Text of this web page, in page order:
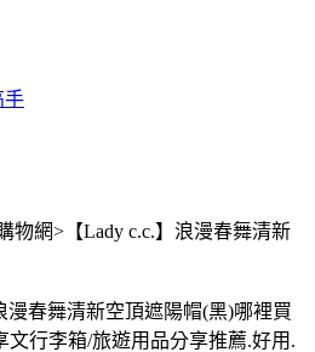
手
物網>【Lady c.c.】浪漫春舞清新
漫春舞清新空頂遮陽帽(黑)哪裡買
文行李箱/旅遊用品分享推薦.好用.